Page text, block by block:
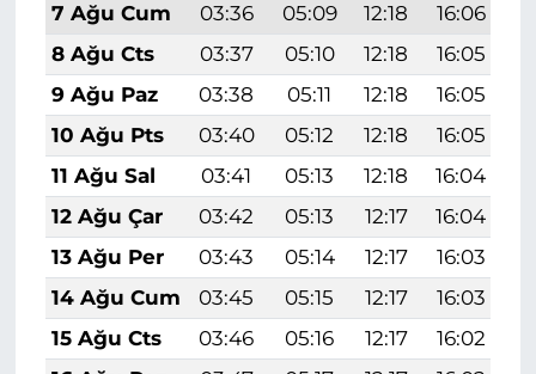
7 Ağu Cum
03:36 05:09 12:18 16:06
8 Ağu Cts
03:37 05:10 12:18 16:05
9 Ağu Paz
03:38 05:11 12:18 16:05
10 Ağu Pts
03:40 05:12 12:18 16:05
11 Ağu Sal
03:41 05:13 12:18 16:04
12 Ağu Çar
03:42 05:13 12:17 16:04
13 Ağu Per
03:43 05:14 12:17 16:03
14 Ağu Cum
03:45 05:15 12:17 16:03
15 Ağu Cts
03:46 05:16 12:17 16:02